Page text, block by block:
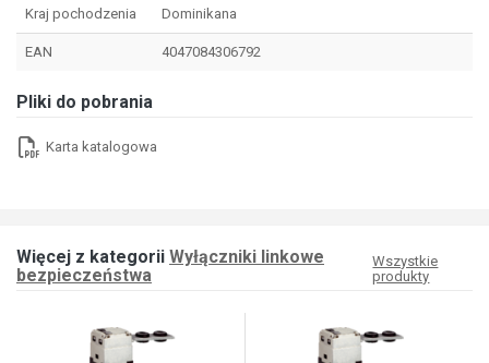
Kraj pochodzenia Dominikana
EAN 4047084306792
Pliki do pobrania
Karta katalogowa
Więcej z kategorii Wyłączniki linkowe
bezpieczeństwa
Wszystkie
produkty